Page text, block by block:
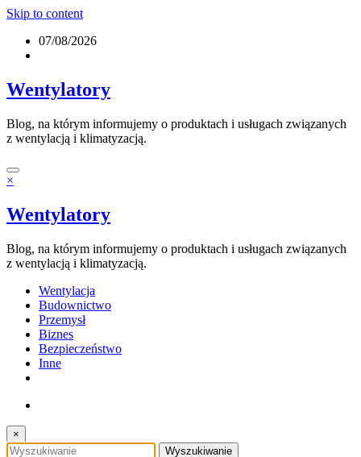
Skip to content
07/08/2026
Wentylatory
Blog, na którym informujemy o produktach i usługach związanych
z wentylacją i klimatyzacją.
×
Wentylatory
Blog, na którym informujemy o produktach i usługach związanych
z wentylacją i klimatyzacją.
Wentylacja
Budownictwo
Przemysł
Biznes
Bezpieczeństwo
Inne
×